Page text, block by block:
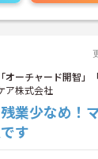
オーチャード開智」
ア株式会社
業少なめ！
す